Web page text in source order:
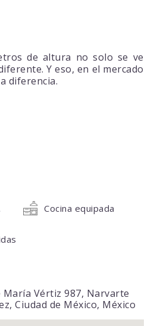
de altura no solo se ve
Y eso, en el mercado
diferencia.
Cocina equipada
María Vértiz 987, Narvarte
Ciudad de México, México